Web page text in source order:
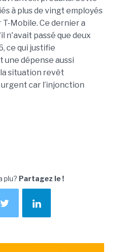
à plus de vingt employés
Mobile. Ce dernier a
n'avait passé que deux
ce qui justifie
dépense aussi
situation revêt
car l’injonction
plu? Partagez le !